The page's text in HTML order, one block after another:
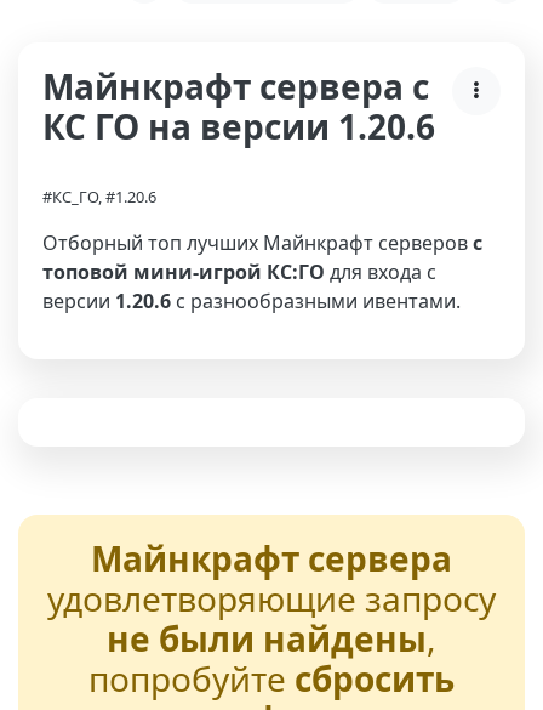
Майнкрафт сервера с
КС ГО на версии 1.20.6
#КС_ГО, #1.20.6
Отборный топ лучших Майнкрафт серверовс
топовой мини-игрой КС:ГО для входа с
версии 1.20.6 с разнообразными ивентами.
Майнкрафт сервера
удовлетворяющие запросу
не были найдены,
попробуйте сбросить